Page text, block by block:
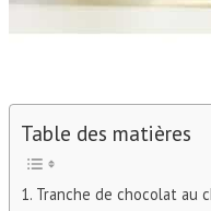
Table des matières
Tranche de chocolat au